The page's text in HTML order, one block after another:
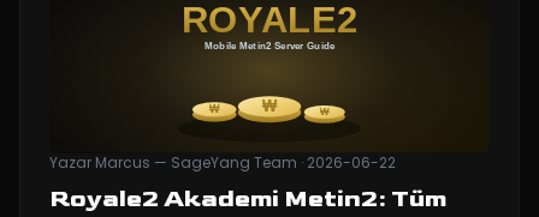
Yazar Marcus — SageYang Team · 2026-06-22
Royale2 Akademi Metin2: Tüm